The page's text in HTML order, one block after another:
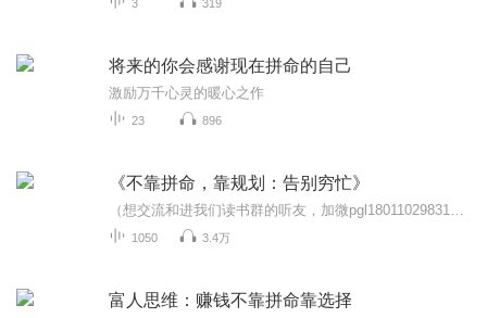
3 319
将来的你会感谢现在拼命的自己
激励万千心灵的暖心之作
23 896
《不靠拼命，靠规划：告别穷忙》
1050 3.4万
富人思维：赚钱不靠拼命靠选择